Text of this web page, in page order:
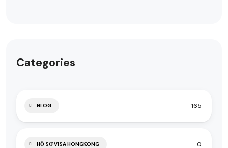
Categories
BLOG 165
HỒ SƠ VISA HONGKONG 0